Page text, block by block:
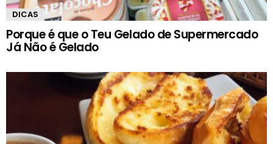
DICAS
Porque é que o Teu Gelado de Supermercado
Já Não é Gelado